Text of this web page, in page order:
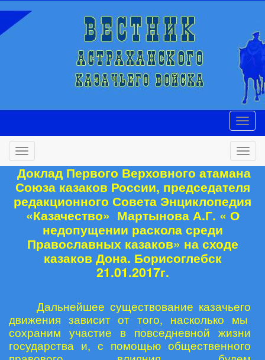
Доклад Первого Верховного атамана
Союза казаков России, председателя
редакционного Совета Энциклопедия
«Казачество» Мартынова А.Г. « О
недопущении раскола среди
Православных казаков» на сходе
казаков Дона. Борисоглебск
21.01.2017г.
Дальнейшее существование казачьего
движения зависит от того, насколько мы
сохраним участие в повседневной жизни
государства и, с помощью общественного